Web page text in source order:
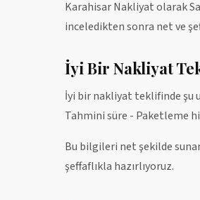
Karahisar Nakliyat olarak
inceledikten sonra net ve
İyi Bir Nakliyat
İyi bir nakliyat teklifinde şu
Tahmini süre - Paketleme
Bu bilgileri net şekilde
şeffaflıkla hazırlıyoruz.